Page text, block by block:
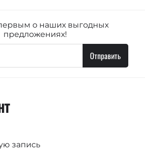
о наших выгодных
предложениях!
Отправить
запись